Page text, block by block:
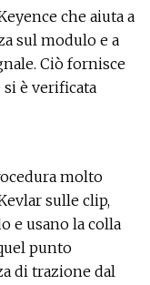
che aiuta a
sul modulo e a
Ciò fornisce
è verificata
molto
sulle clip,
e usano la colla
punto
di trazione dal